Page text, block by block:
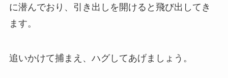
に潜んでおり、引き出しを開けると飛び出してき
ます。
追いかけて捕まえ、ハグしてあげましょう。